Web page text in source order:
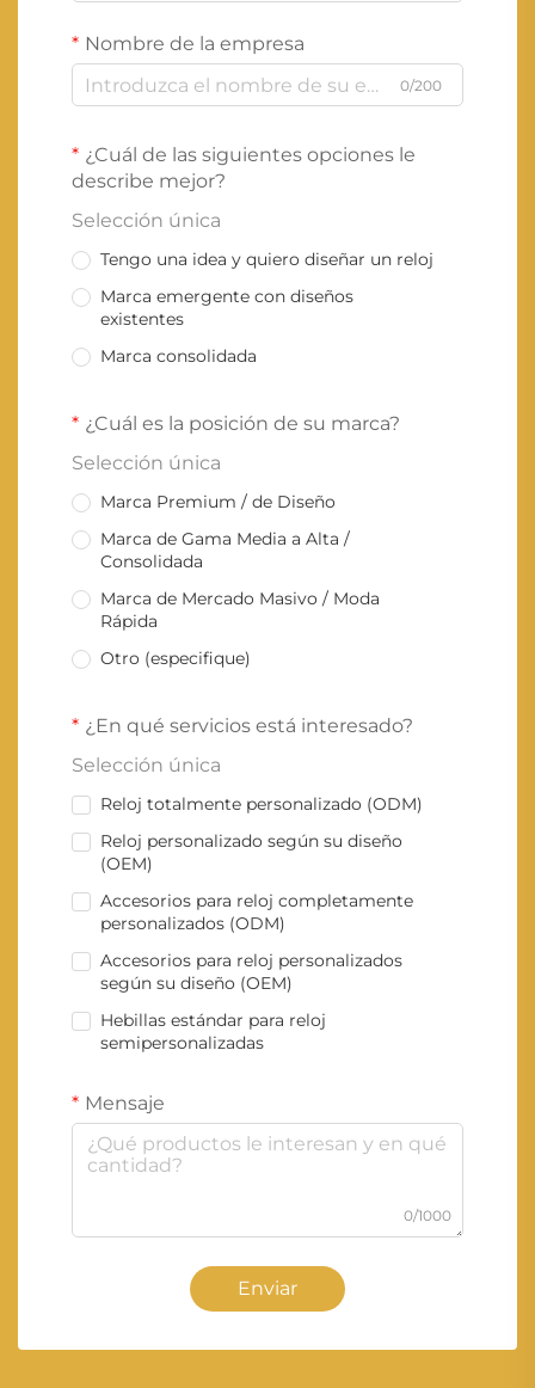
Nombre de la empresa
0/200
¿Cuál de las siguientes opciones le
describe mejor?
Selección única
Tengo una idea y quiero diseñar un reloj
Marca emergente con diseños
existentes
Marca consolidada
¿Cuál es la posición de su marca?
Selección única
Marca Premium / de Diseño
Marca de Gama Media a Alta /
Consolidada
Marca de Mercado Masivo / Moda
Rápida
Otro (especifique)
¿En qué servicios está interesado?
Selección única
Reloj totalmente personalizado (ODM)
Reloj personalizado según su diseño
(OEM)
Accesorios para reloj completamente
personalizados (ODM)
Accesorios para reloj personalizados
según su diseño (OEM)
Hebillas estándar para reloj
semipersonalizadas
Mensaje
0/1000
Enviar